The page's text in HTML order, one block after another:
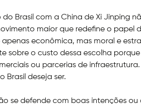
Brasil com a China de Xi Jinping
maior que redefine o papel
econômica, mas moral e
sobre o custo dessa escolha
ou parcerias de
Brasil deseja ser.
se defende com boas intenções ou